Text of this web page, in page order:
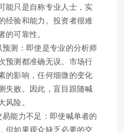
能只是自称专业人士，实
经验和能力。投资者很难
可靠性。
测：即使是专业的分析师
预测都准确无误。市场行
的影响，任何细微的变化
失败。因此，盲目跟随喊
险。
能力不足：即使喊单者的
但如果观众缺乏必要的交